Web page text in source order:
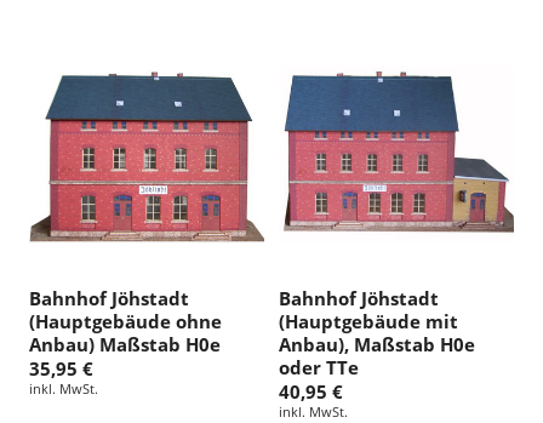
Bahnhof Jöhstadt
(Hauptgebäude ohne
Anbau) Maßstab H0e
35,95 €
inkl. MwSt.
Bahnhof Jöhstadt
(Hauptgebäude mit
Anbau), Maßstab H0e
oder TTe
40,95 €
inkl. MwSt.